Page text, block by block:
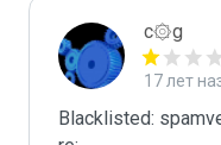
c۞g
17 лет
Blacklisted: